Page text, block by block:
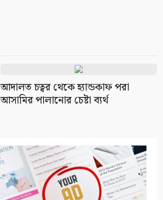
কলারোয়ায় ২০ বোতল এসকাফসহ
১০
আদালত চত্বর থেকে হ্যান্ডকাফ পরা
আসামির পালানোর চেষ্টা ব্যর্থ